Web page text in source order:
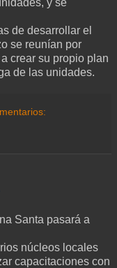
y se
de desarrollar el
se reunían por
crear su propio plan
de las unidades.
Santa pasará a
núcleos locales
capacitaciones con